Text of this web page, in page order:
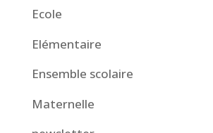
Ecole
Elémentaire
Ensemble scolaire
Maternelle